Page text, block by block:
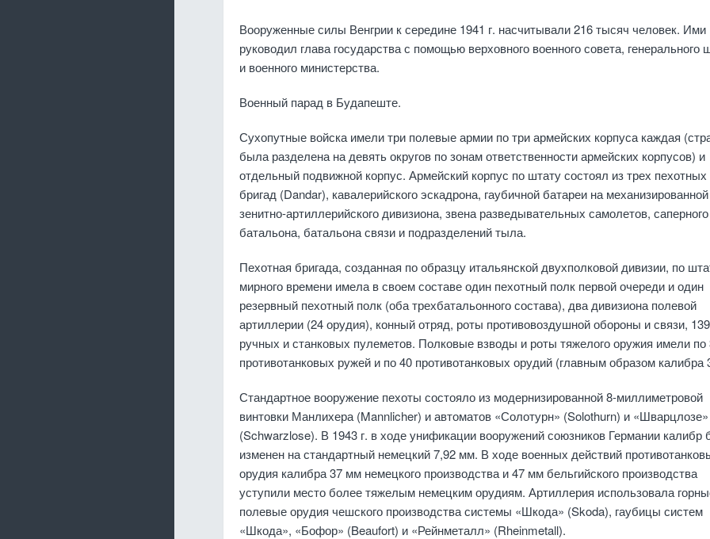
Вооруженные силы Венгрии к середине 1941 г. насчитывали 216 тысяч человек. Ими
руководил глава государства с помощью верховного военного совета, генерального
и военного министерства.
Военный парад в Будапеште.
Сухопутные войска имели три полевые армии по три армейских корпуса каждая
была разделена на девять округов по зонам ответственности армейских корпусов) и
отдельный подвижной корпус. Армейский корпус по штату состоял из трех пехотных
бригад (Dandar), кавалерийского эскадрона, гаубичной батареи на механизированной
зенитно-артиллерийского дивизиона, звена разведывательных самолетов, саперного
батальона, батальона связи и подразделений тыла.
Пехотная бригада, созданная по образцу итальянской двухполковой дивизии, по
мирного времени имела в своем составе один пехотный полк первой очереди и один
резервный пехотный полк (оба трехбатальонного состава), два дивизиона полевой
артиллерии (24 орудия), конный отряд, роты противовоздушной обороны и связи, 139
ручных и станковых пулеметов. Полковые взводы и роты тяжелого оружия имели по
противотанковых ружей и по 40 противотанковых орудий (главным образом калибра
Стандартное вооружение пехоты состояло из модернизированной 8-миллиметровой
винтовки Манлихера (Mannlicher) и автоматов «Солотурн» (Solothurn) и «Шварцлозе»
(Schwarzlose). В 1943 г. в ходе унификации вооружений союзников Германии калибр
изменен на стандартный немецкий 7,92 мм. В ходе военных действий
орудия калибра 37 мм немецкого производства и 47 мм бельгийского производства
уступили место более тяжелым немецким орудиям. Артиллерия использовала
полевые орудия чешского производства системы «Шкода» (Skoda), гаубицы систем
«Шкода», «Бофор» (Beaufort) и «Рейнметалл» (Rheinmetall).